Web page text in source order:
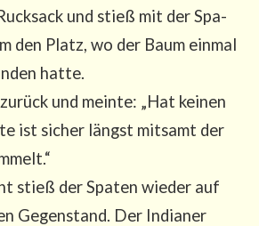
und stieß mit der Spa­
den Platz, wo der Baum ein­mal
hat­te.
und mein­te: „Hat kei­nen
ist sicher längst mit­samt der
stieß der Spa­ten wie­der auf
Gegen­stand. Der India­ner